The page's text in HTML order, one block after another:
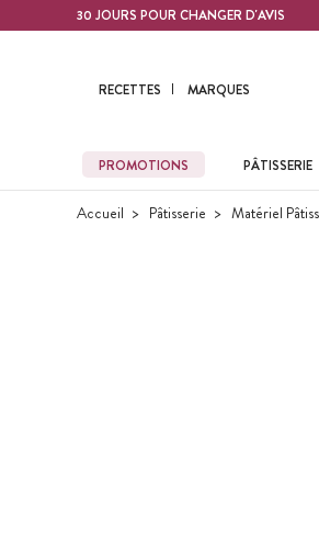
Contenu principal30 JOURS POUR CHANGER D'AVIS
RECETTES MARQUES
PROMOTIONS PÂTISSERIE
Accueil Pâtisserie Matériel